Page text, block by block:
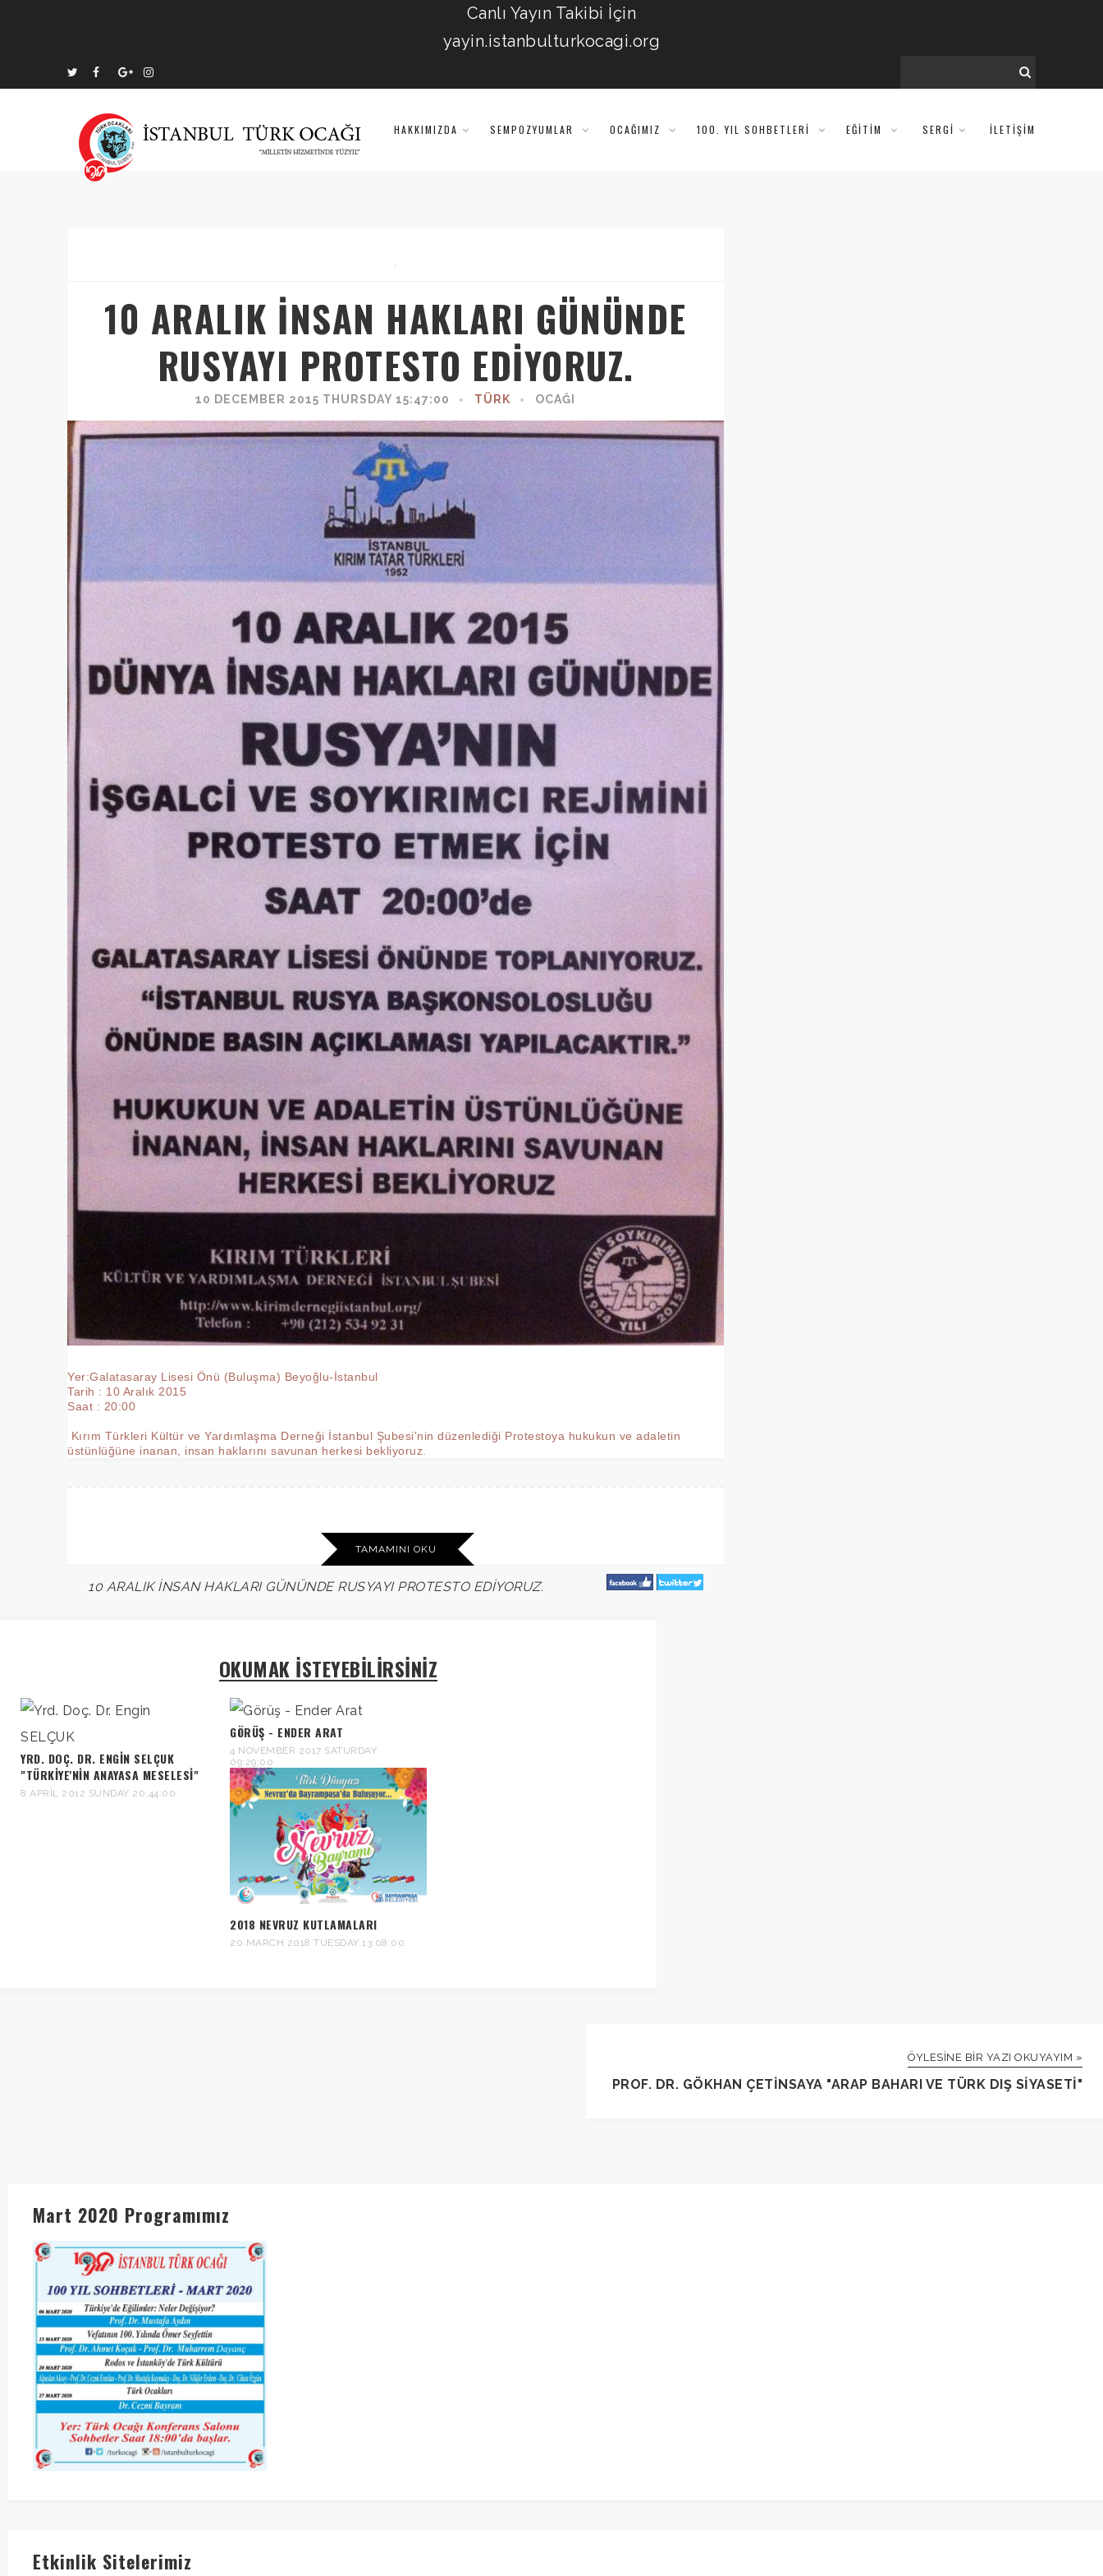
Canlı Yayın Takibi İçin
yayin.istanbulturkocagi.org
HAKKIMIZDA SEMPOZYUMLAR OCAĞIMIZ 100. YIL SOHBETLERI EĞITIM SERGİ İLETİŞİM
10 ARALIK İNSAN HAKLARI GÜNÜNDE
RUSYAYI PROTESTO EDİYORUZ.
10 DECEMBER 2015 THURSDAY 15:47:00 TÜRK OCAĞI
Yer:Galatasaray Lisesi Önü (Buluşma) Beyoğlu-İstanbul
Tarih : 10 Aralık 2015
Saat : 20:00
üstünlüğüne inanan, insan haklarını savunan herkesi bekliyoruz.
TAMAMINI OKU
10 ARALIK İNSAN HAKLARI GÜNÜNDE RUSYAYI PROTESTO EDİYORUZ.
OKUMAK İSTEYEBİLİRSİNİZ
YRD. DOÇ. DR. ENGIN SELÇUK
"TÜRKIYE'NIN ANAYASA MESELESI"
8 APRIL 2012 SUNDAY 20:44:00
GÖRÜŞ - ENDER ARAT
4 NOVEMBER 2017 SATURDAY
09:29:00
2018 NEVRUZ KUTLAMALARI
20 MARCH 2018 TUESDAY 13:08:00
ÖYLESINE BIR YAZI OKUYAYIM »
PROF. DR. GÖKHAN ÇETİNSAYA "ARAP BAHARI VE TÜRK DIŞ SIYASETI"
Mart 2020 Programımız
Etkinlik Sitelerimiz